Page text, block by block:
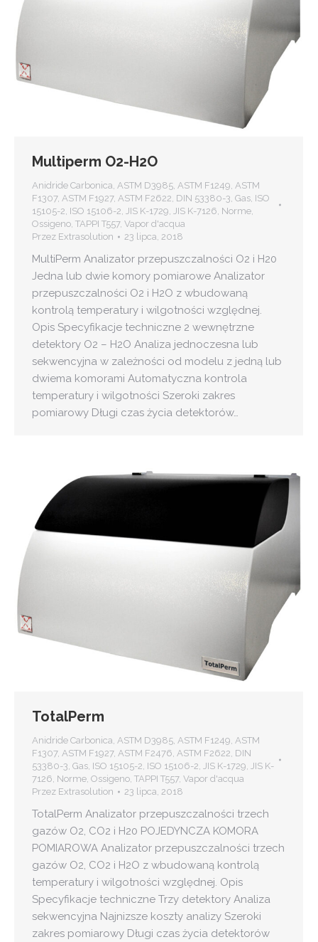
Multiperm O2-H2O
Anidride Carbonica, ASTM D3985, ASTM F1249, ASTM
F1307, ASTM F1927, ASTM F2622, DIN 53380-3, Gas, ISO
15105-2, ISO 15106-2, JIS K-1729, JIS K-7126, Norme,
Ossigeno, TAPPI T557, Vapor d'acqua
Przez Extrasolution 23 lipca, 2018
MultiPerm Analizator przepuszczalności O2 i H20
Jedna lub dwie komory pomiarowe Analizator
przepuszczalności O2 i H2O z wbudowaną
kontrolą temperatury i wilgotności względnej.
Opis Specyfikacje techniczne 2 wewnętrzne
detektory O2 – H2O Analiza jednoczesna lub
sekwencyjna w zależności od modelu z jedną lub
dwiema komorami Automatyczna kontrola
temperatury i wilgotności Szeroki zakres
pomiarowy Długi czas życia detektorów…
TotalPerm
Anidride Carbonica, ASTM D3985, ASTM F1249, ASTM
F1307, ASTM F1927, ASTM F2476, ASTM F2622, DIN
53380-3, Gas, ISO 15105-2, ISO 15106-2, JIS K-1729, JIS K-
7126, Norme, Ossigeno, TAPPI T557, Vapor d'acqua
Przez Extrasolution 23 lipca, 2018
TotalPerm Analizator przepuszczalności trzech
gazów O2, CO2 i H20 POJEDYNCZA KOMORA
POMIAROWA Analizator przepuszczalności trzech
gazów O2, CO2 i H2O z wbudowaną kontrolą
temperatury i wilgotności względnej. Opis
Specyfikacje techniczne Trzy detektory Analiza
sekwencyjna Najnizsze koszty analizy Szeroki
zakres pomiarowy Długi czas życia detektorów